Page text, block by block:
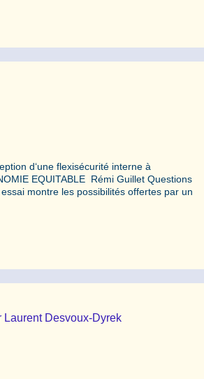
d‘une flexisécurité interne à
EQUITABLE Rémi Guillet Questions
montre les possibilités offertes par un
Laurent Desvoux-Dyrek